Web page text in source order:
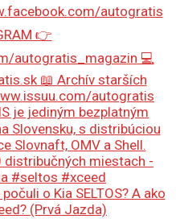
o Kia SELTOS? A ako
(Prvá Jazda)